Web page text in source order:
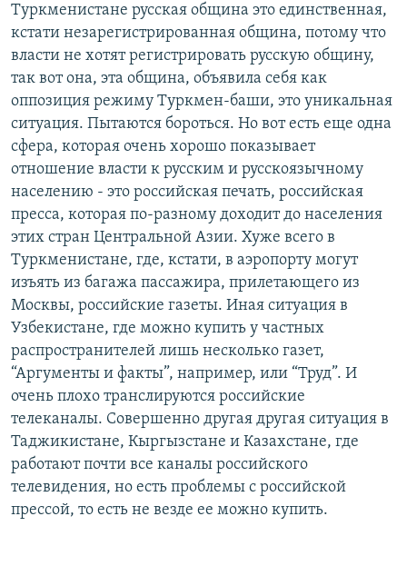
Туркменистане русская община это единственная,
кстати незарегистрированная община, потому что
власти не хотят регистрировать русскую общину,
так вот она, эта община, объявила себя как
оппозиция режиму Туркмен-баши, это уникальная
ситуация. Пытаются бороться. Но вот есть еще одна
сфера, которая очень хорошо показывает
отношение власти к русским и русскоязычному
населению - это российская печать, российская
пресса, которая по-разному доходит до населения
этих стран Центральной Азии. Хуже всего в
Туркменистане, где, кстати, в аэропорту могут
изъять из багажа пассажира, прилетающего из
Москвы, российские газеты. Иная ситуация в
Узбекистане, где можно купить у частных
распространителей лишь несколько газет,
“Аргументы и факты”, например, или “Труд”. И
очень плохо транслируются российские
телеканалы. Совершенно другая другая ситуация в
Таджикистане, Кыргызстане и Казахстане, где
работают почти все каналы российского
телевидения, но есть проблемы с российской
прессой, то есть не везде ее можно купить.